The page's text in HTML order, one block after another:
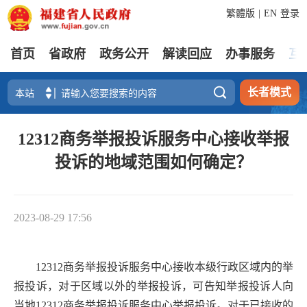
登录
繁體版 EN
首页 省政府 政务公开 解读回应 办事服务 互
 长者模式
12312商务举报投诉服务中心接收举报
投诉的地域范围如何确定？
2023-08-29 17:56
12312商务举报投诉服务中心接收本级行政区域内的举
报投诉，对于区域以外的举报投诉，可告知举报投诉人向